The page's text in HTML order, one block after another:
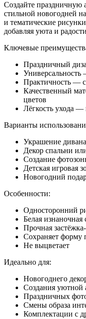
Создайте
стильной новогодней
и тематические
добавляя уюта и
Ключевые
Праздничный
Практичность —
Качественный
цветов
Лёгкость ухода —
Варианты
Украшение
Декор спальни
Создание
Детская игровая
Новогодний
Особенности:
Односторонний
Белая изнаночная
Прочная
Сохраняет форму
Не выцветает
Идеально для:
Новогоднего
Создания уютной
Праздничных
Смены образа
Комплектации с